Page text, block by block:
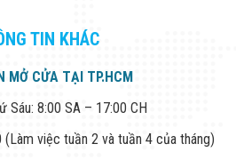
TIN KHÁC
MỞ CỬA TẠI TP.HCM
Sáu: 8:00 SA – 17:00 CH
việc tuần 2 và tuần 4 của tháng)